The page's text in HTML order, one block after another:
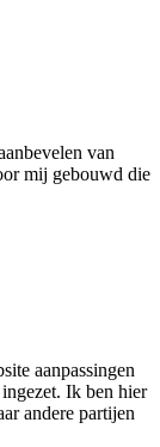
van
mij gebouwd die
aanpassingen
Ik ben hier
andere partijen